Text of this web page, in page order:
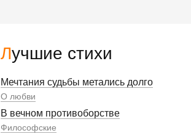
Лучшие стихи
Мечтания судьбы метались долго
О любви
В вечном противоборстве
Философские